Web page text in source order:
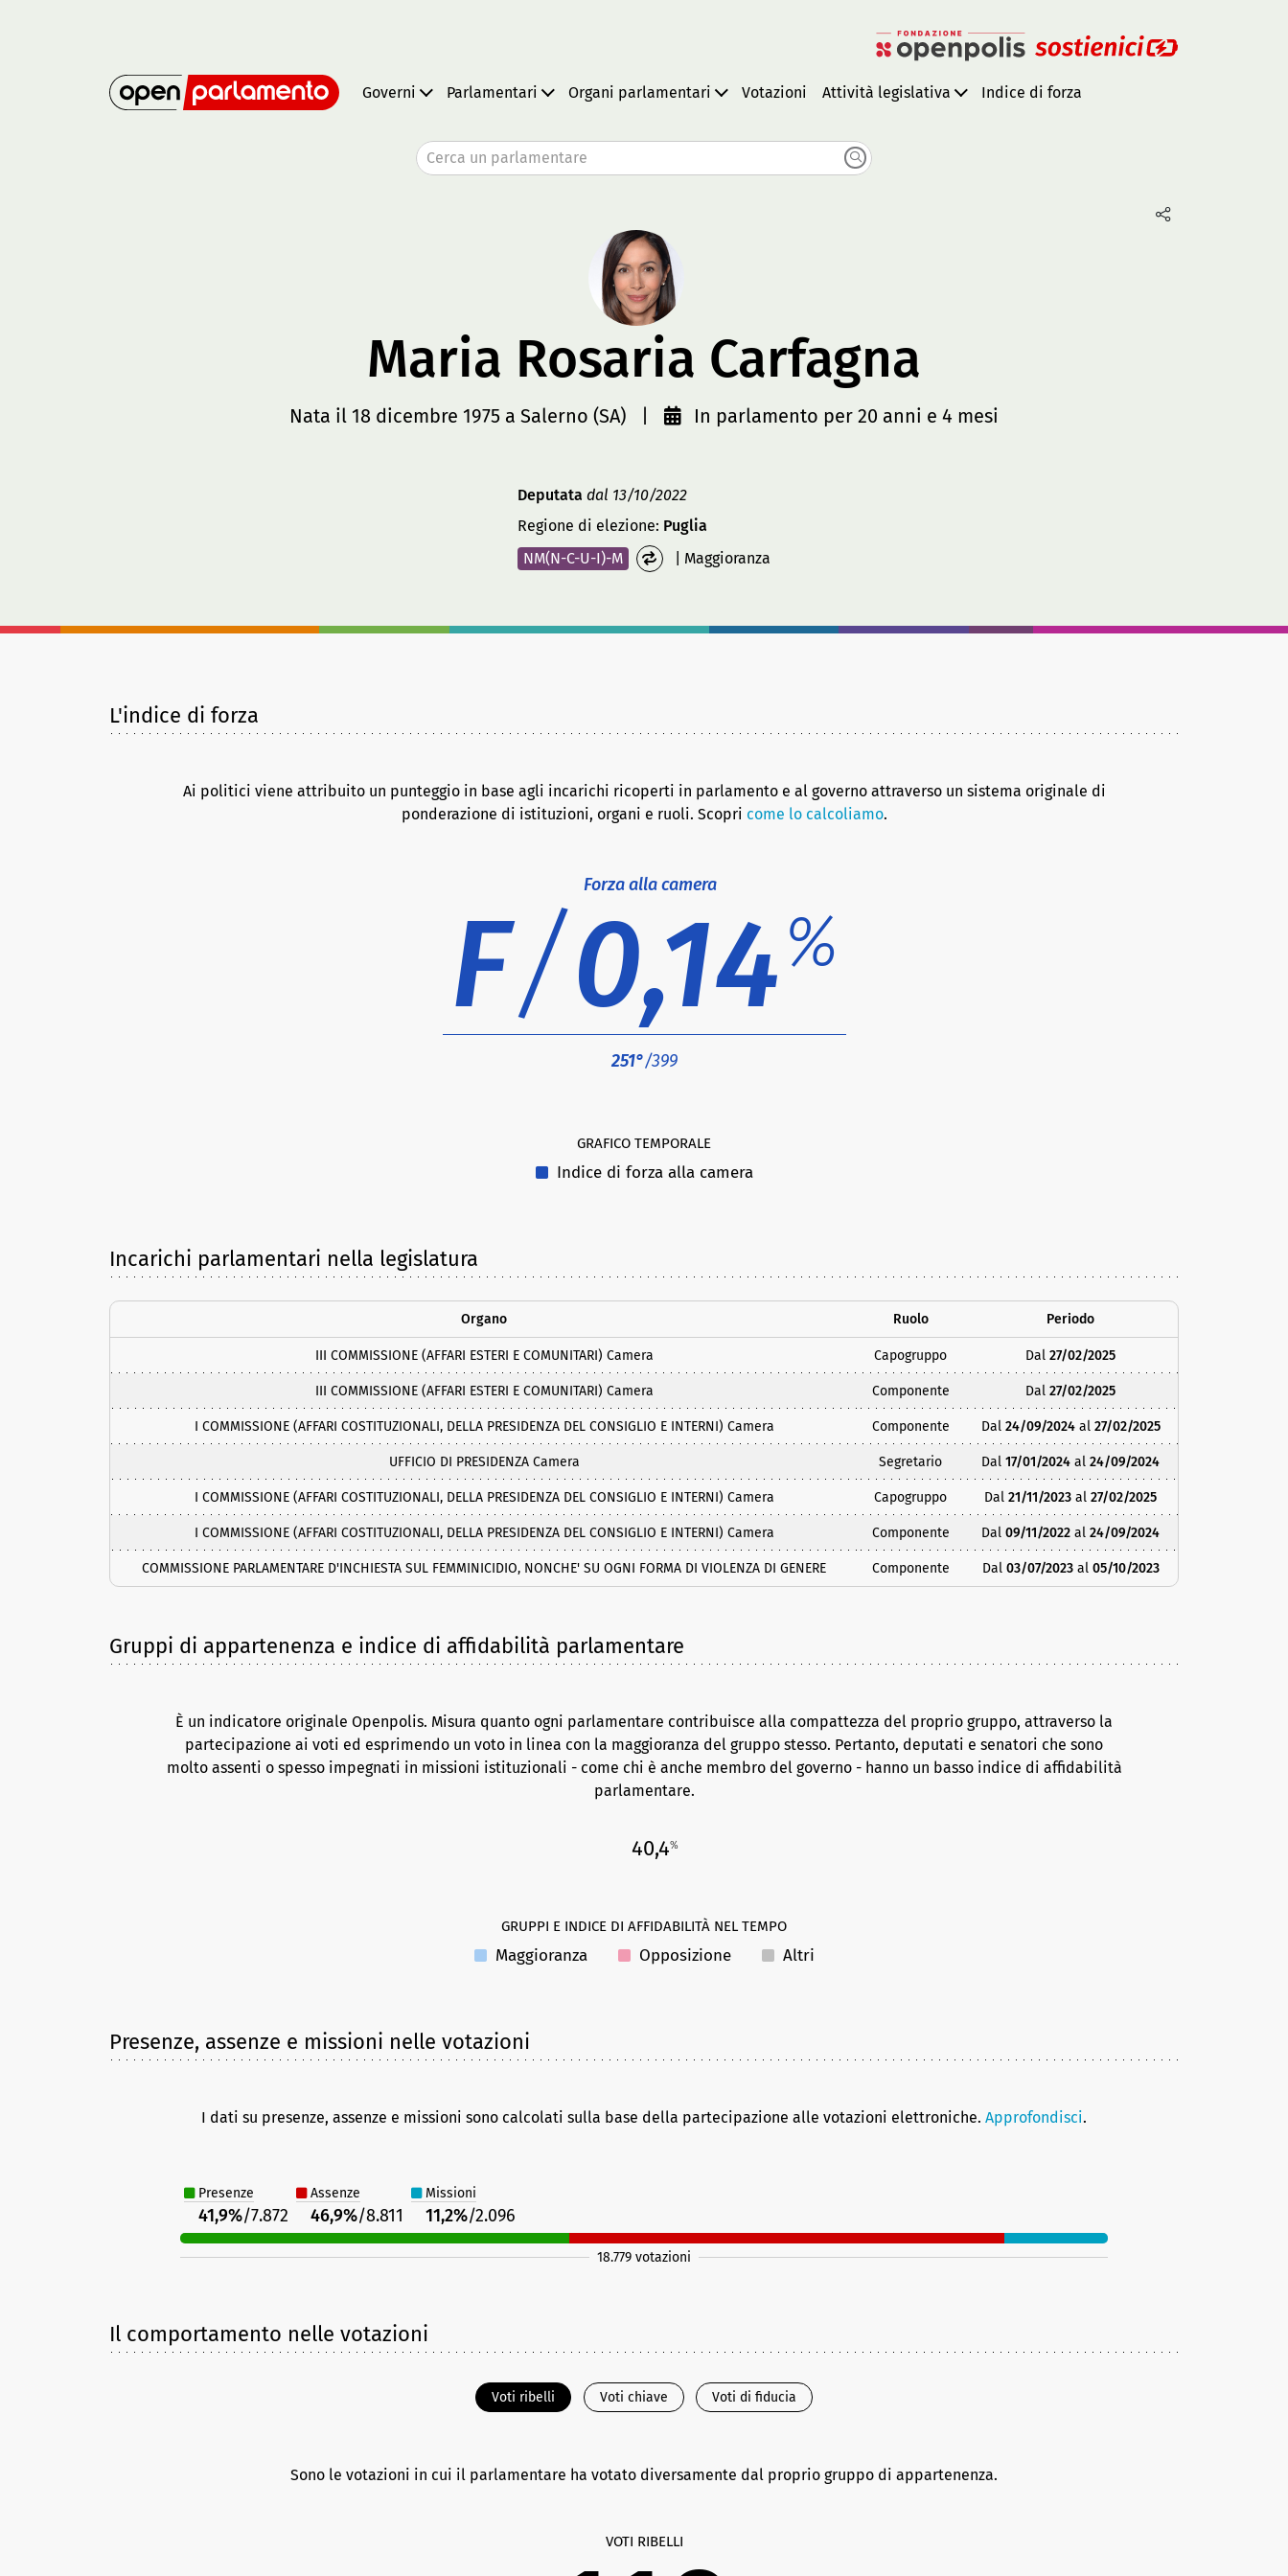
Governi Parlamentari Organi parlamentari Votazioni Attività legislativa Indice di forza
Cerca un parlamentare
Maria Rosaria Carfagna
Nata il 18 dicembre 1975 a Salerno (SA) In parlamento per 20 anni e 4 mesi
Deputata dal 13/10/2022
Regione di elezione: Puglia
NM(N-C-U-I)-M
Maggioranza
L'indice di forza
Ai politici viene attribuito un punteggio in base agli incarichi ricoperti in parlamento e al governo attraverso un sistema originale di
ponderazione di istituzioni, organi e ruoli. Scopri come lo calcoliamo.
Forza alla camera
F/0,14%
251°/399
GRAFICO TEMPORALE
Indice di forza alla camera
Incarichi parlamentari nella legislatura
Organo Ruolo Periodo
III COMMISSIONE (AFFARI ESTERI E COMUNITARI) Camera Capogruppo Dal 27/02/2025
III COMMISSIONE (AFFARI ESTERI E COMUNITARI) Camera Componente Dal 27/02/2025
I COMMISSIONE (AFFARI COSTITUZIONALI, DELLA PRESIDENZA DEL CONSIGLIO E INTERNI) Camera Componente Dal 24/09/2024al 27/02/2025
UFFICIO DI PRESIDENZA Camera Segretario Dal 17/01/2024 al 24/09/2024
I COMMISSIONE (AFFARI COSTITUZIONALI, DELLA PRESIDENZA DEL CONSIGLIO E INTERNI) Camera Capogruppo Dal 21/11/2023 al 27/02/2025
I COMMISSIONE (AFFARI COSTITUZIONALI, DELLA PRESIDENZA DEL CONSIGLIO E INTERNI) Camera Componente Dal 09/11/2022 al 24/09/2024
COMMISSIONE PARLAMENTARE D'INCHIESTA SUL FEMMINICIDIO, NONCHE' SU OGNI FORMA DI VIOLENZA DI GENERE Componente Dal 03/07/2023al 05/10/2023
Gruppi di appartenenza e indice di affidabilità parlamentare
È un indicatore originale Openpolis. Misura quanto ogni parlamentare contribuisce alla compattezza del proprio gruppo, attraverso la
partecipazione ai voti ed esprimendo un voto in linea con la maggioranza del gruppo stesso. Pertanto, deputati e senatori che sono
molto assenti o spesso impegnati in missioni istituzionali - come chi è anche membro del governo - hanno un basso indice di affidabilità
parlamentare.
40,4%
GRUPPI E INDICE DI AFFIDABILITÀ NEL TEMPO
Maggioranza Opposizione Altri
Presenze, assenze e missioni nelle votazioni
I dati su presenze, assenze e missioni sono calcolati sulla base della partecipazione alle votazioni elettroniche. Approfondisci.
Presenze Assenze Missioni
41,9%/7.872 46,9%/8.811 11,2%/2.096
18.779 votazioni
Il comportamento nelle votazioni
Voti ribelli Voti chiave Voti di fiducia
Sono le votazioni in cui il parlamentare ha votato diversamente dal proprio gruppo di appartenenza.
VOTI RIBELLI